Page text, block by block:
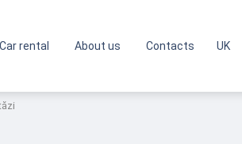
Car rental About us Contacts UK